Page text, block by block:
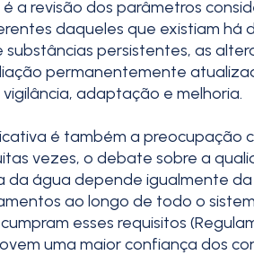
a revisão dos parâmetros
daqueles que existiam há
persistentes, as
permanentemente
adaptação e melhoria.
é também a
vezes, o debate sobre a
da água depende igualmente
ao longo de todo o
esses requisitos
uma maior confiança dos